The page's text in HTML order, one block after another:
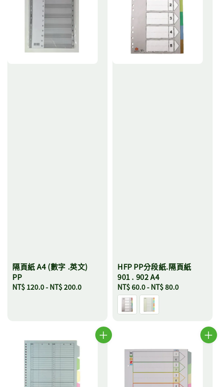
隔頁紙 A4 (數字 .英文)
PP
Regular
NT$ 120.0- NT$ 200.0
HFP PP分段紙.隔頁紙
901 . 902 A4
Regular
price
NT$ 60.0- NT$ 80.0